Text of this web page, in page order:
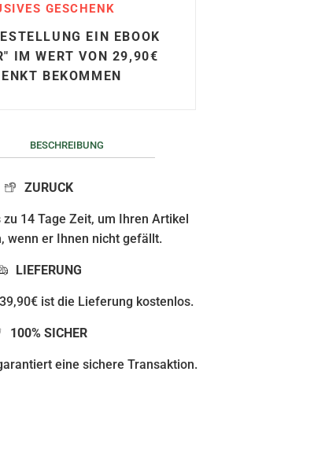
GESCHENK
EIN EBOOK
IM WERT VON 29,90€
BEKOMMEN
BESCHREIBUNG
ZURUCK
14 Tage Zeit, um Ihren Artikel
wenn er Ihnen nicht gefällt.
LIEFERUNG
ist die Lieferung kostenlos.
100% SICHER
eine sichere Transaktion.